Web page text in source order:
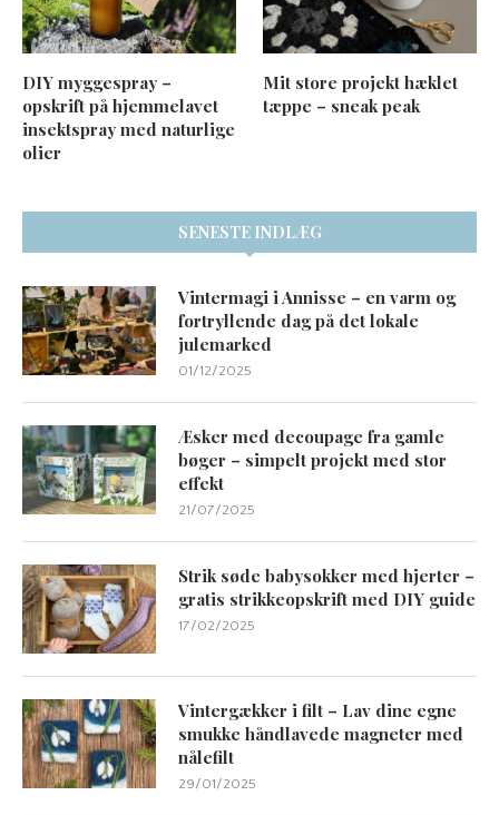
DIY myggespray –
opskrift på hjemmelavet
insektspray med naturlige
olier
Mit store projekt hæklet
tæppe – sneak peak
SENESTE INDLÆG
Vintermagi i Annisse – en varm og
fortryllende dag på det lokale
julemarked
01/12/2025
Æsker med decoupage fra gamle
bøger – simpelt projekt med stor
effekt
21/07/2025
Strik søde babysokker med hjerter –
gratis strikkeopskrift med DIY guide
17/02/2025
Vintergækker i filt – Lav dine egne
smukke håndlavede magneter med
nålefilt
29/01/2025